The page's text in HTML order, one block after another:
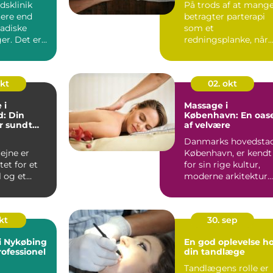
end
Det er
På trods af at
betragter parterapi
som et
redningsplanke, når
i
Din
sundt
er
for et
og et
02. okt
Massage i
København: En
af velvære
Danmarks
København, er kendt
for sin rige kultur,
moderne arkitektur
Nykøbing
30. sep
En god oplevelse
din tandlæge
Tandlægens rolle er